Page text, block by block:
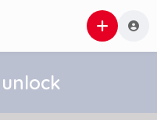
unlock